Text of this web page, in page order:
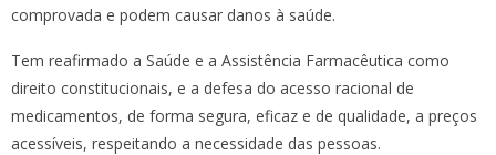
comprovada e podem causar danos à saúde.
Tem reafirmado a Saúde e a Assistência Farmacêutica como
direito constitucionais, e a defesa do acesso racional de
medicamentos, de forma segura, eficaz e de qualidade, a preços
acessíveis, respeitando a necessidade das pessoas.